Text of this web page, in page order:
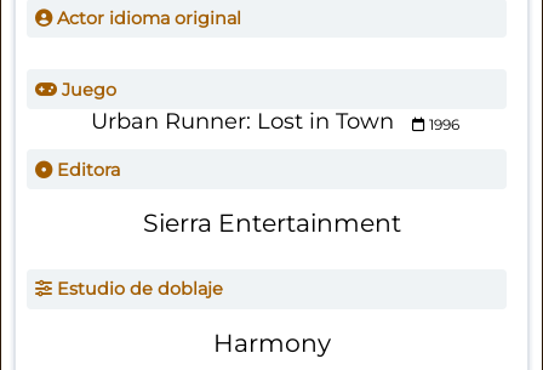
Actor idioma original
Juego
Urban Runner: Lost in Town 1996
Editora
Sierra Entertainment
Estudio de doblaje
Harmony